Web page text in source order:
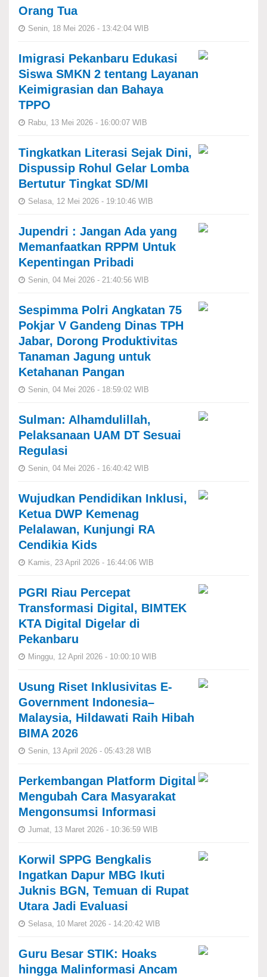
Orang Tua
Senin, 18 Mei 2026 - 13:42:04 WIB
Imigrasi Pekanbaru Edukasi
Siswa SMKN 2 tentang Layanan
Keimigrasian dan Bahaya
TPPO
Rabu, 13 Mei 2026 - 16:00:07 WIB
Tingkatkan Literasi Sejak Dini,
Dispussip Rohul Gelar Lomba
Bertutur Tingkat SD/MI
Selasa, 12 Mei 2026 - 19:10:46 WIB
Jupendri : Jangan Ada yang
Memanfaatkan RPPM Untuk
Kepentingan Pribadi
Senin, 04 Mei 2026 - 21:40:56 WIB
Sespimma Polri Angkatan 75
Pokjar V Gandeng Dinas TPH
Jabar, Dorong Produktivitas
Tanaman Jagung untuk
Ketahanan Pangan
Senin, 04 Mei 2026 - 18:59:02 WIB
Sulman: Alhamdulillah,
Pelaksanaan UAM DT Sesuai
Regulasi
Senin, 04 Mei 2026 - 16:40:42 WIB
Wujudkan Pendidikan Inklusi,
Ketua DWP Kemenag
Pelalawan, Kunjungi RA
Cendikia Kids
Kamis, 23 April 2026 - 16:44:06 WIB
PGRI Riau Percepat
Transformasi Digital, BIMTEK
KTA Digital Digelar di
Pekanbaru
Minggu, 12 April 2026 - 10:00:10 WIB
Usung Riset Inklusivitas E-
Government Indonesia–
Malaysia, Hildawati Raih Hibah
BIMA 2026
Senin, 13 April 2026 - 05:43:28 WIB
Perkembangan Platform Digital
Mengubah Cara Masyarakat
Mengonsumsi Informasi
Jumat, 13 Maret 2026 - 10:36:59 WIB
Korwil SPPG Bengkalis
Ingatkan Dapur MBG Ikuti
Juknis BGN, Temuan di Rupat
Utara Jadi Evaluasi
Selasa, 10 Maret 2026 - 14:20:42 WIB
Guru Besar STIK: Hoaks
hingga Malinformasi Ancam